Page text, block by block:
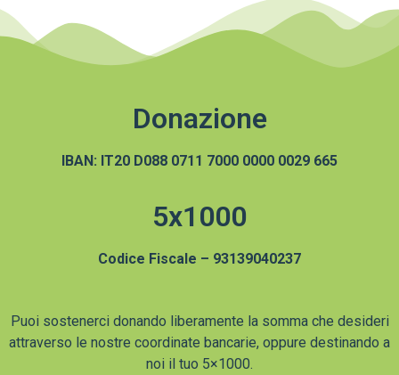
Donazione
IBAN: IT20 D088 0711 7000 0000 0029 665
5x1000
Codice Fiscale – 93139040237
Puoi sostenerci donando liberamente la somma che desideri
attraverso le nostre coordinate bancarie, oppure destinando a
noi il tuo 5×1000.